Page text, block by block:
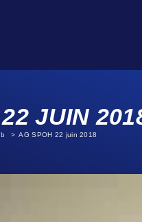
JUIN
AG SPOH 22 juin 2018